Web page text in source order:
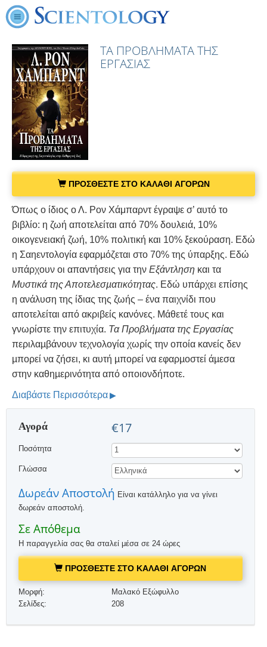
ΤΑ ΠΡΟΒΛΗΜΑΤΑ ΤΗΣ
ΕΡΓΑΣΙΑΣ
ΠΡΟΣΘΕΣΤΕ ΣΤΟ ΚΑΛΑΘΙ ΑΓΟΡΩΝ
Όπως ο ίδιος ο Λ. Ρον Χάμπαρντ έγραψε σ’ αυτό το
βιβλίο: η ζωή αποτελείται από 70% δουλειά, 10%
οικογενειακή ζωή, 10% πολιτική και 10% ξεκούραση. Εδώ
η Σαηεντολογία εφαρµόζεται στο 70% της ύπαρξης. Εδώ
υπάρχουν οι απαντήσεις για την Εξάντληση και τα
Μυστικά της Αποτελεσµατικότητας. Εδώ υπάρχει επίσης
η ανάλυση της ίδιας της ζωής – ένα παιχνίδι που
αποτελείται από ακριβείς κανόνες. Μάθετέ τους και
γνωρίστε την επιτυχία. Τα Προβλήµατα της Εργασίας
περιλαµβάνουν τεχνολογία χωρίς την οποία κανείς δεν
µπορεί να ζήσει, κι αυτή µπορεί να εφαρµοστεί άµεσα
στην καθηµερινότητα από οποιονδήποτε.
Διαβάστε Περισσότερα
Αγορά €17
Ποσότητα
Γλώσσα
Δωρεάν Αποστολή Είναι κατάλληλο για να γίνει
δωρεάν αποστολή.
Σε Απόθεμα
Η παραγγελία σας θα σταλεί μέσα σε 24 ώρες
ΠΡΟΣΘΕΣΤΕ ΣΤΟ ΚΑΛΑΘΙ ΑΓΟΡΩΝ
Μορφή:
Μαλακό Εξώφυλλο
Σελίδες:
208